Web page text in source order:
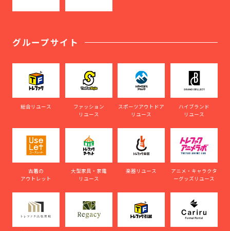
グループサイト
総合リユース
ファッション
リユース
スポーツアウトドア
リユース
ハイブランド
リユース
古着の
アウトレット
大型家具・家電
リユース
楽器リユース
アニメ・キャラクタ
ーグッズリユース